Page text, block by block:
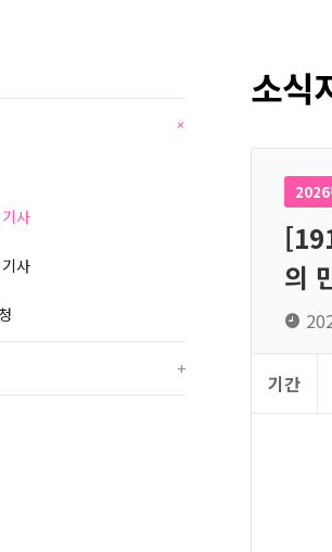
+
사
사
+
소식
2026
의
기간